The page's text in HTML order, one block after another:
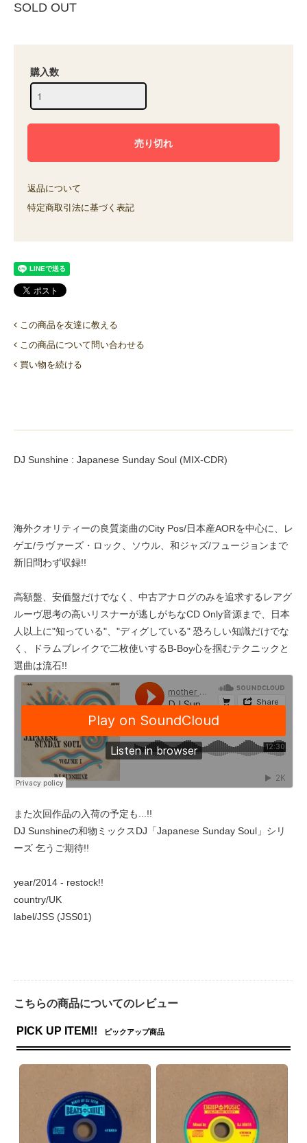
SOLD OUT
購入数
返品について
特定商取引法に基づく表記
この商品を友達に教える
この商品について問い合わせる
買い物を続ける
DJ Sunshine : Japanese Sunday Soul (MIX-CDR)
海外クオリティーの良質楽曲のCity Pos/日本産AORを中心に、レ
ゲエ/ラヴァーズ・ロック、ソウル、和ジャズ/フュージョンまで
新旧問わず収録!!
高額盤、安価盤だけでなく、中古アナログのみを追求するレアグ
ルーヴ思考の高いリスナーが逃しがちなCD Only音源まで、日本
人以上に"知っている"、"ディグしている" 恐ろしい知識だけでな
く、ドラムブレイクで二枚使いするB-Boy心を掴むテクニックと
選曲は流石!!
また次回作品の入荷の予定も...!!
DJ Sunshineの和物ミックスDJ「Japanese Sunday Soul」シリ
ーズ 乞うご期待!!
year/2014 - restock!!
country/UK
label/JSS (JSS01)
こちらの商品についてのレビュー
PICK UP ITEM!! ピックアップ商品